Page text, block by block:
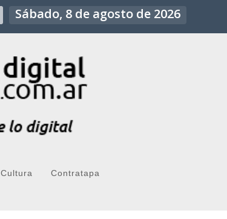
Sábado, 8 de agosto de 2026
Cultura Contratapa